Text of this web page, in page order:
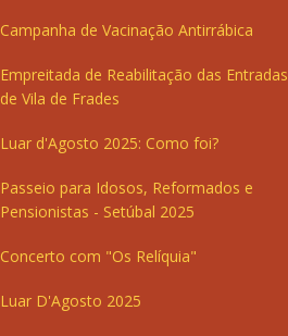
Campanha de Vacinação Antirrábica
Empreitada de Reabilitação das Entradas
de Vila de Frades
Luar d'Agosto 2025: Como foi?
Passeio para Idosos, Reformados e
Pensionistas - Setúbal 2025
Concerto com "Os Relíquia"
Luar D'Agosto 2025